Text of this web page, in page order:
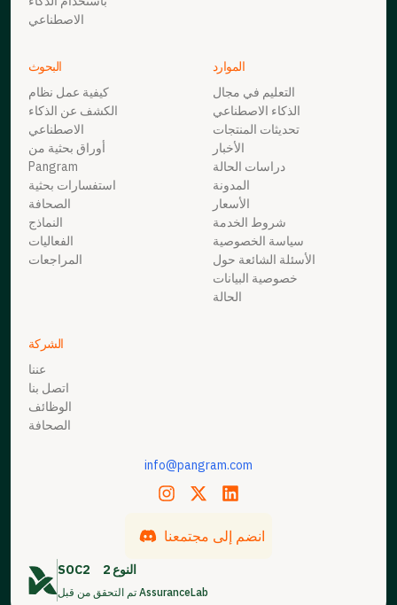
الاصطناعي
البحوث
كيفية عمل نظام
الكشف عن الذكاء
الاصطناعي
أوراق بحثية من
Pangram
استفسارات بحثية
الصحافة
النماذج
الفعاليات
المراجعات
الموارد
التعليم في مجال
الذكاء الاصطناعي
تحديثات المنتجات
الأخبار
دراسات الحالة
المدونة
الأسعار
شروط الخدمة
سياسة الخصوصية
الأسئلة الشائعة حول
خصوصية البيانات
الحالة
الشركة
عننا
اتصل بنا
الوظائف
الصحافة
SOC2 النوع 2
تم التحقق من قبل AssuranceLab
info@pangram.com
انضم إلى مجتمعنا